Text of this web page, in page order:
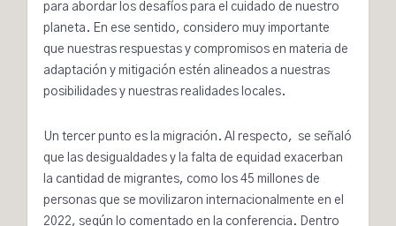
para abordar los desafíos para el cuidado de nuestro
planeta. En ese sentido, considero muy importante
que nuestras respuestas y compromisos en materia de
adaptación y mitigación estén alineados a nuestras
posibilidades y nuestras realidades locales.
Un tercer punto es la migración. Al respecto, se señaló
que las desigualdades y la falta de equidad exacerban
la cantidad de migrantes, como los 45 millones de
personas que se movilizaron internacionalmente en el
2022, según lo comentado en la conferencia. Dentro